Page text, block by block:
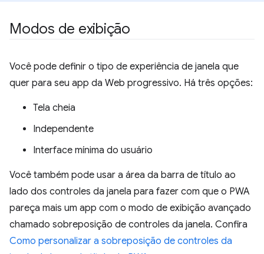
Modos de exibição
Você pode definir o tipo de experiência de janela que
quer para seu app da Web progressivo. Há três opções:
Tela cheia
Independente
Interface mínima do usuário
Você também pode usar a área da barra de título ao
lado dos controles da janela para fazer com que o PWA
pareça mais um app com o modo de exibição avançado
chamado sobreposição de controles da janela. Confira
Como personalizar a sobreposição de controles da